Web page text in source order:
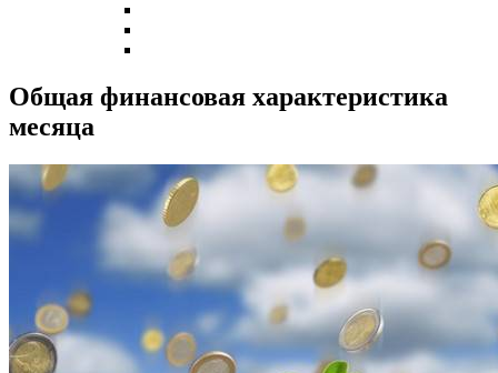
Общая финансовая характеристика
месяца